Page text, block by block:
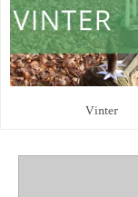
Vinter